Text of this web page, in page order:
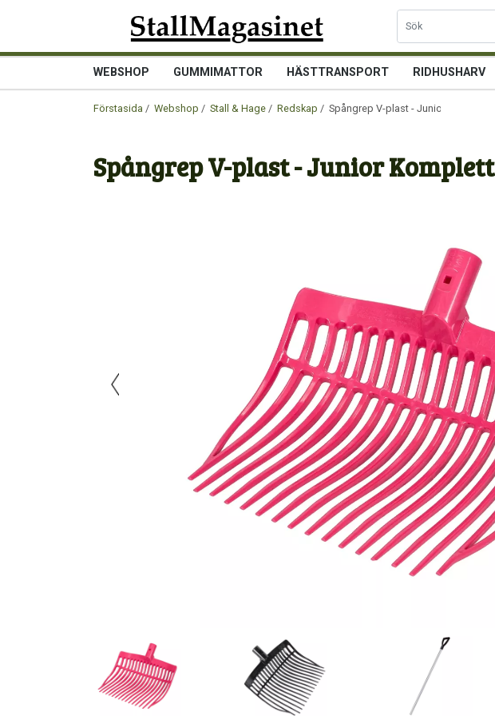
WEBSHOP GUMMIMATTOR HÄSTTRANSPORT RIDHUSHARV
Förstasida / Webshop / Stall & Hage / Redskap / Spångrep V-plast - Junior Komplett
Spångrep V-plast - Junior Komplett